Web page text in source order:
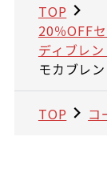
TOP
20％OFF
ディブレ
モカブレ
TOP コ